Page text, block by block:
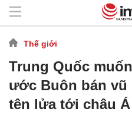
Thế giới
Trung Quốc
ước Buôn bán vũ
tên lửa tới châu Á